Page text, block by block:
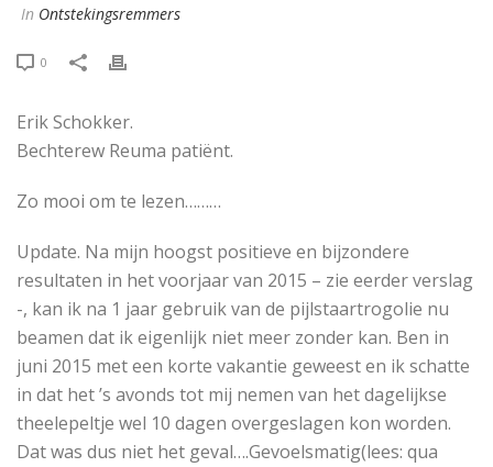
In Ontstekingsremmers
0
Erik Schokker.
Bechterew Reuma patiënt.
Zo mooi om te lezen………
Update. Na mijn hoogst positieve en bijzondere
resultaten in het voorjaar van 2015 – zie eerder verslag
-, kan ik na 1 jaar gebruik van de pijlstaartrogolie nu
beamen dat ik eigenlijk niet meer zonder kan. Ben in
juni 2015 met een korte vakantie geweest en ik schatte
in dat het ’s avonds tot mij nemen van het dagelijkse
theelepeltje wel 10 dagen overgeslagen kon worden.
Dat was dus niet het geval….Gevoelsmatig(lees: qua